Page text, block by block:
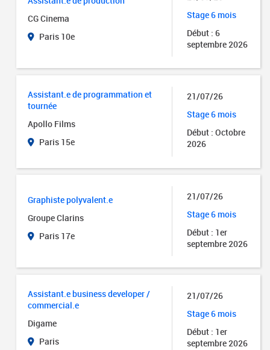
CG Cinema
Paris 10e
Stage 6 mois
Début : 6
septembre 2026
Assistant.e de programmation et
tournée
Apollo Films
Paris 15e
21/07/26
Stage 6 mois
Début : Octobre
2026
Graphiste polyvalent.e
Groupe Clarins
Paris 17e
21/07/26
Stage 6 mois
Début : 1er
septembre 2026
Assistant.e business developer /
commercial.e
Digame
Paris
21/07/26
Stage 6 mois
Début : 1er
septembre 2026